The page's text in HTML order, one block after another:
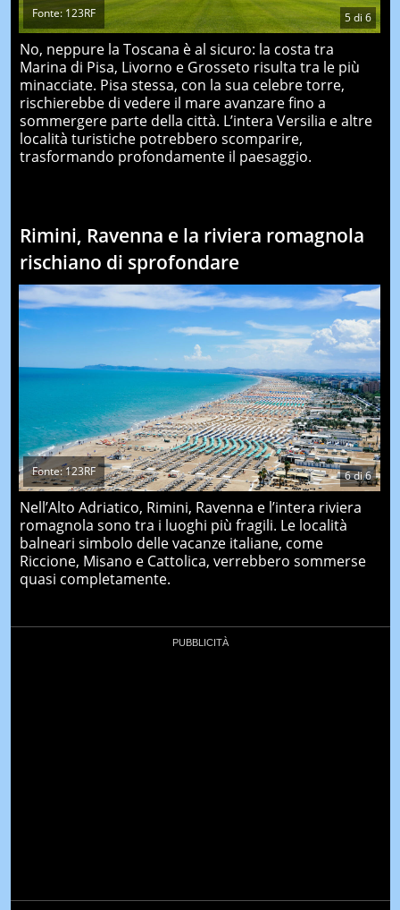
5di 6
Fonte: 123RF
No, neppure la Toscana è al sicuro: la costa tra
Marina di Pisa, Livorno e Grosseto risulta tra le più
minacciate. Pisa stessa, con la sua celebre torre,
rischierebbe di vedere il mare avanzare fino a
sommergere parte della città. L’intera Versilia e altre
località turistiche potrebbero scomparire,
trasformando profondamente il paesaggio.
Rimini, Ravenna e la riviera romagnola
rischiano di sprofondare
6di6
Fonte: 123RF
Nell’Alto Adriatico, Rimini, Ravenna e l’intera riviera
romagnola sono tra i luoghi più fragili. Le località
balneari simbolo delle vacanze italiane, come
Riccione, Misano e Cattolica, verrebbero sommerse
quasi completamente.